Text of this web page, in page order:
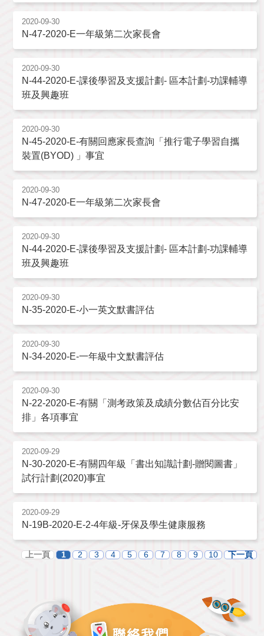
2020-09-30
N-47-2020-E一年級第二次家長會
2020-09-30
N-44-2020-E-課後學習及支援計劃- 區本計劃-功課輔導
班及興趣班
2020-09-30
N-45-2020-E-有關回應家長查詢「推行電子學習自攜
裝置(BYOD) 」事宜
2020-09-30
N-47-2020-E一年級第二次家長會
2020-09-30
N-44-2020-E-課後學習及支援計劃- 區本計劃-功課輔導
班及興趣班
2020-09-30
N-35-2020-E-小一英文默書評估
2020-09-30
N-34-2020-E-一年級中文默書評估
2020-09-30
N-22-2020-E-有關「測考政策及成績分數佔百分比安
排」各項事宜
2020-09-29
N-30-2020-E-有關四年級「書出知識計劃-贈閱圖書」
試行計劃(2020)事宜
2020-09-29
N-19B-2020-E-2-4年級-牙保及學生健康服務
上一頁 1 2 3 4 5 6 7 8 9 10 下一頁